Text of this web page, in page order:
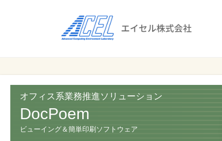
株式会社
ス
効
率
オフィス系業務推進ソリューション
DocPoem
ビューイング＆簡単印刷ソフトウェア
セ
株
式
会
社